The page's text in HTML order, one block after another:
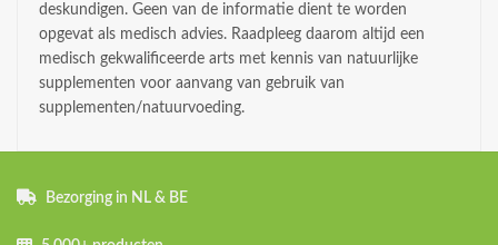
deskundigen. Geen van de informatie dient te worden
opgevat als medisch advies. Raadpleeg daarom altijd een
medisch gekwalificeerde arts met kennis van natuurlijke
supplementen voor aanvang van gebruik van
supplementen/natuurvoeding.
Bezorging in NL & BE